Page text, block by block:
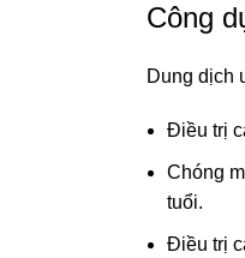
Công
Dung dịch
Điều trị
Chóng
tuổi.
Điều trị